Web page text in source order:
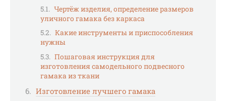
Чертёж изделия, определение размеров
уличного гамака без каркаса
Какие инструменты и приспособления
нужны
Пошаговая инструкция для
изготовления самодельного подвесного
гамака из ткани
Изготовление лучшего гамака